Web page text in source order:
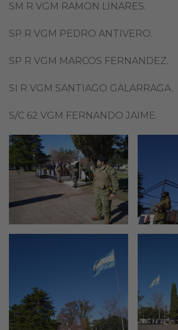
SM R VGM RAMON LINARES.
SP R VGM PEDRO ANTIVERO.
SP R VGM MARCOS FERNANDEZ.
SI R VGM SANTIAGO GALARRAGA.
S/C 62 VGM FERNANDO JAIME.